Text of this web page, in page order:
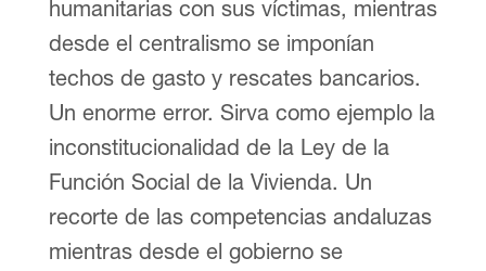
humanitarias con sus víctimas, mientras
desde el centralismo se imponían
techos de gasto y rescates bancarios.
Un enorme error. Sirva como ejemplo la
inconstitucionalidad de la Ley de la
Función Social de la Vivienda. Un
recorte de las competencias andaluzas
mientras desde el gobierno se